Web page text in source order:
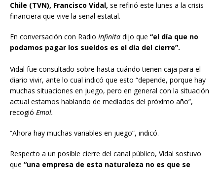
Chile (TVN), Francisco Vidal, se refirió este lunes a la crisis
financiera que vive la señal estatal.
En conversación con Radio Infinita dijo que “el día que no
podamos pagar los sueldos es el día del cierre”.
Vidal fue consultado sobre hasta cuándo tienen caja para el
diario vivir, ante lo cual indicó que esto “depende, porque hay
muchas situaciones en juego, pero en general con la situación
actual estamos hablando de mediados del próximo año”,
recogió Emol.
“Ahora hay muchas variables en juego”, indicó.
Respecto a un posible cierre del canal público, Vidal sostuvo
que “una empresa de esta naturaleza no es que se